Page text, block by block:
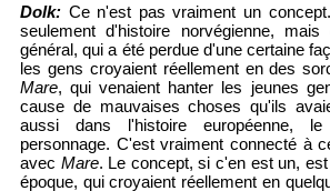
Dolk:Ce n'est pas vraiment un
seulement d'histoire norvégienne,
général, qui a été perdue d'une certaine
les gens croyaient réellement en des
Mare, qui venaient hanter les jeunes
cause de mauvaises choses qu'ils
aussi dans l'histoire européenne,
personnage. C'est vraiment connecté à
avec Mare. Le concept, si c'en est un,
époque, qui croyaient réellement en